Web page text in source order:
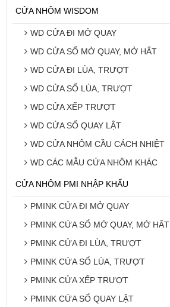
CỬA NHÔM WISDOM
WD CỬA ĐI MỞ QUAY
WD CỬA SỔ MỞ QUAY, MỞ HẤT
WD CỬA ĐI LÙA, TRƯỢT
WD CỬA SỔ LÙA, TRƯỢT
WD CỬA XẾP TRƯỢT
WD CỬA SỔ QUAY LẬT
WD CỬA NHÔM CẦU CÁCH NHIỆT
WD CÁC MẪU CỬA NHÔM KHÁC
CỬA NHÔM PMI NHẬP KHẨU
PMINK CỬA ĐI MỞ QUAY
PMINK CỬA SỔ MỞ QUAY, MỞ HẤT
PMINK CỬA ĐI LÙA, TRƯỢT
PMINK CỬA SỔ LÙA, TRƯỢT
PMINK CỬA XẾP TRƯỢT
PMINK CỬA SỔ QUAY LẬT